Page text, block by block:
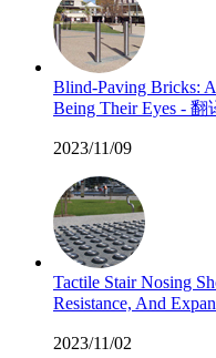
Blind-Paving Bricks:
Being Their Eyes - 翻
2023/11/09
Tactile Stair Nosing
Resistance, And
2023/11/02